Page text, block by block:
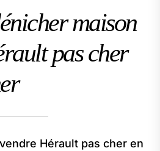
maison
pas cher
Hérault pas cher en